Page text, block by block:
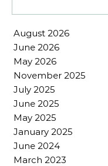
August 2026
June 2026
May 2026
November 2025
July 2025
June 2025
May 2025
January 2025
June 2024
March 2023